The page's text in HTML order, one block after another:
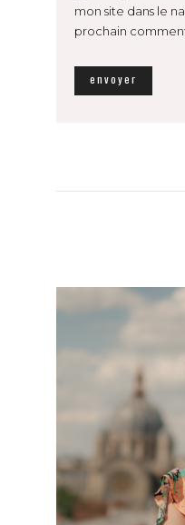
mon site dans le
prochain